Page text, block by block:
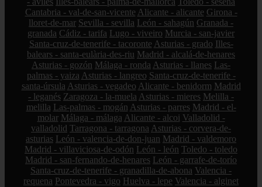
Cantabria - val-de-san-vicente Alicante - alicante Girona -
lloret-de-mar Sevilla - sevilla León - sahagún Granada -
granada Cádiz - tarifa Lugo - viveiro Murcia - san-javier
Santa-cruz-de-tenerife - tacoronte Asturias - grado Illes-
balears - santa-eulària-des-riu Madrid - alcalá-de-henares
Asturias - gozón Málaga - ronda Asturias - llanes Las-
palmas - yaiza Asturias - langreo Santa-cruz-de-tenerife -
santa-úrsula Asturias - vegadeo Alicante - benidorm Madrid
- leganés Zaragoza - la-muela Asturias - mieres Melilla -
melilla Las-palmas - mogán Asturias - parres Madrid - el-
molar Málaga - málaga Alicante - alcoi Valladolid -
valladolid Tarragona - tarragona Asturias - corvera-de-
asturias León - valencia-de-don-juan Madrid - valdemoro
Madrid - villaviciosa-de-odón León - león Toledo - toledo
Madrid - san-fernando-de-henares León - garrafe-de-torío
Santa-cruz-de-tenerife - granadilla-de-abona Valencia -
requena Pontevedra - vigo Huelva - lepe Valencia - alginet